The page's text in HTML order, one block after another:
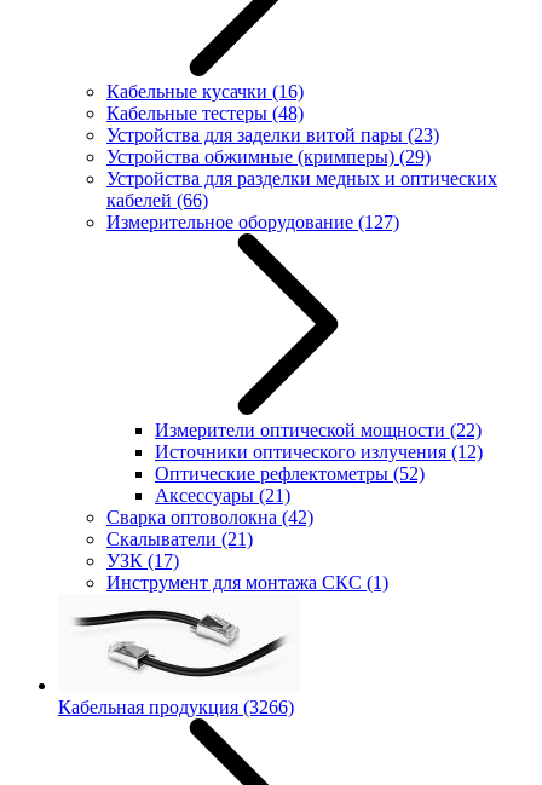
Кабельные кусачки (16)
Кабельные тестеры (48)
Устройства для заделки витой пары (23)
Устройства обжимные (кримперы) (29)
Устройства для разделки медных и оптических
кабелей (66)
Измерительное оборудование (127)
Измерители оптической мощности (22)
Источники оптического излучения (12)
Оптические рефлектометры (52)
Аксессуары (21)
Сварка оптоволокна (42)
Скалыватели (21)
УЗК (17)
Инструмент для монтажа СКС (1)
Кабельная продукция (3266)